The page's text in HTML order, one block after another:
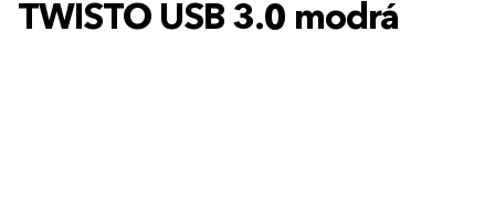
TWISTO USB 3.0 modrá